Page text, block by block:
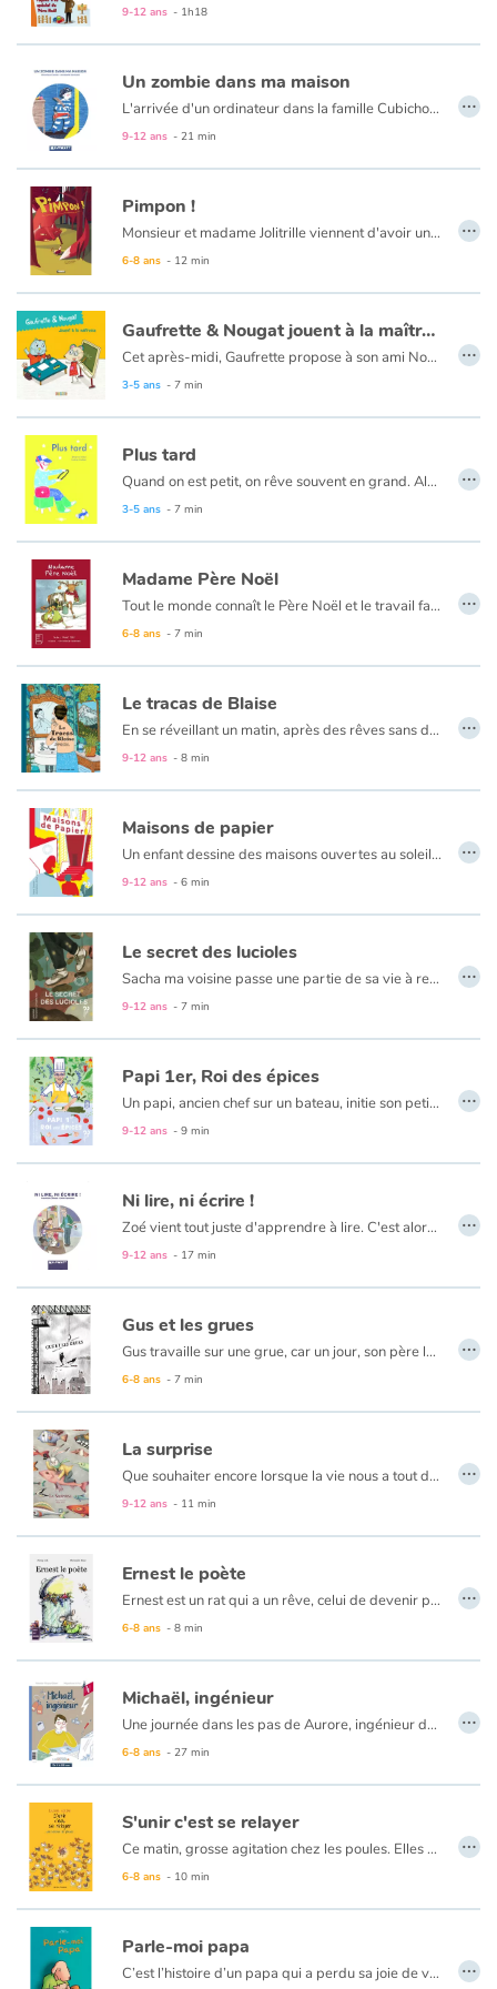
Catalogue anglais
Contraste +
Aide
Accueil
Famille
Écoles
Médiathèques
Vidéos & Tutoriaux
Blog
Actualités
Par thématique
Rencontres et témoignages
Contes d'ici et d'ailleurs
Autour de la lecture
Apprendre à lire
Livre audio
Activités et ateliers
Apprendre les langues
Dyslexie, troubles de la lecture
Nos listes de lecture
Les plus lus
Coups de coeur
9-12 ans - 1h18
Un zombie dans ma maison
L'arrivée d'un ordinateur dans la famille Cubichou est une révolution ! Julien ne peut plus se passer d'internet, des réseaux sociaux, des blogs et de ses nouveaux "amis". Encore faut-il savoir qui se cache derrière l'écran...
9-12 ans - 21 min
…
Pimpon !
Monsieur et madame Jolitrille viennent d'avoir un joli petit oisillon. Aussitôt le papa, professeur de chant très réputé, décide que son fils aura le chant le plus beau, le plus éclatant, le plus merveilleux de tous les oiseaux...
6-8 ans - 12 min
…
Gaufrette & Nougat jouent à la maîtresse
Cet après-midi, Gaufrette propose à son ami Nougat de jouer à la maîtresse. Élève docile, le chat s’applique, mais il déchante quand la souris s’avère une maîtresse sévère, injuste et même de mauvaise foi...
3-5 ans - 7 min
…
Plus tard
Quand on est petit, on rêve souvent en grand. Alors, en attendant de pouvoir concrétiser ses rêves grandeur nature, on s’adapte et on les réalise à notre échelle. On devient pompier de bougies, chanteur sous la douche ou encore coiffeur de peluches.
Plus tard, tu voudrais faire quoi ? À cette question, toujours un peu trop pressante et bien assez tôt posée à un enfant, le duo Séverine Vidal et Audrey Calleja répond par un joli pied de nez.
3-5 ans - 7 min
…
Madame Père Noël
Tout le monde connaît le Père Noël et le travail fantastique qu'il accomplit chaque année, en livrant les cadeaux de tous les gentils enfants... Mais ce que l'on sait moins, c'est que Madame Père Noël est elle aussi très importante !
6-8 ans - 7 min
…
Le tracas de Blaise
En se réveillant un matin, après des rêves sans doute agités, Blaise se retrouva dans son lit. Pourtant en enfilant sa première pantoufle, il comprit qu’une chose bizarre venait de lui arriver.
9-12 ans - 8 min
…
Maisons de papier
Un enfant dessine des maisons ouvertes au soleil, à tous vents et à tous gens mais la gomme fait son œuvre… et le lecteur bascule dans la réalité du quotidien
9-12 ans - 6 min
…
Le secret des lucioles
Sacha ma voisine passe une partie de sa vie à regarder voler les papillons et à suivre des yeux les araignées. Elle se penche parfois au-dessus de l’étang et caresse le dos des grenouilles ; en fait Sacha est chercheuse en biomimétisme...
9-12 ans - 7 min
…
Papi 1er, Roi des épices
Un papi, ancien chef sur un bateau, initie son petit-fils à la cuisine.
9-12 ans - 9 min
…
Ni lire, ni écrire !
Zoé vient tout juste d'apprendre à lire. C'est alors qu'elle se rend compte que son papa, Cédric, lui, ne sait pas. Il ne sait pas lire ?! Est-ce vraiment possible d'être un adulte et ne pas savoir lire ? Pourtant, Cédric est un super papa, il sait faire tellement de choses !
9-12 ans - 17 min
…
Gus et les grues
Gus travaille sur une grue, car un jour, son père lui avait dit avec sa grosse voix : « Fils, j’ai travaillé sur une grue, ton grand-père a travaillé sur une grue, ton arrière-grand-père a travaillé sur une grue, alors toi aussi tu travailleras sur une grue. C’est ton destin ». Seulement voilà, Gus a le vertige !
6-8 ans - 7 min
…
La surprise
Que souhaiter encore lorsque la vie nous a tout donné ? Famille, richesse, pouvoir... Rien ne manque à l'appel. Et pourtant, un richissime homme d'affaires va découvrir que la vie lui réserve encore une surprise : la révélation d'un fantastique pouvoir qui change totalement le cours de sa vie. Est-ce un don hors du commun ? Une potion magique, une force surnaturelle ? Ce pouvoir est bien plus que cela... Et il est à la portée de tous, quelque part dans les pages de ce livre.
9-12 ans - 11 min
…
Ernest le poète
Ernest est un rat qui a un rêve, celui de devenir poète...
6-8 ans - 8 min
…
Michaël, ingénieur
Une journée dans les pas de Aurore, ingénieur de production, et de Michaël, ingénieur soudeur. Ces deux ingénieurs travaillent ensemble, mais se lisent chacun d'un côté du livre, c'est renversant ! Une seconde partie documentaire pour tout savoir sur les découvertes et l'histoire de ce métier, les anecdotes et les exploits actuels et futurs des ingénieurs et des ingénieures. Ce livre a été réalisé grâce au soutien de l'entreprise GTT, leader dans les barrières isolantes pour le transport maritime de gaz liquéfié, rien que cela !
6-8 ans - 27 min
…
S'unir c'est se relayer
Ce matin, grosse agitation chez les poules. Elles en ont assez de passer toute la journée à couver. Et les coqs n’ont pas l’intention de les laisser changer leurs habitudes !
6-8 ans - 10 min
…
Parle-moi papa
C’est l’histoire d’un papa qui a perdu sa joie de vivre (pour une raison que l'on découvre à la toute fin de l'album). Mais il n’en parle pas avec son fils, ce qui n’empêche pas ce dernier de s’interroger. …